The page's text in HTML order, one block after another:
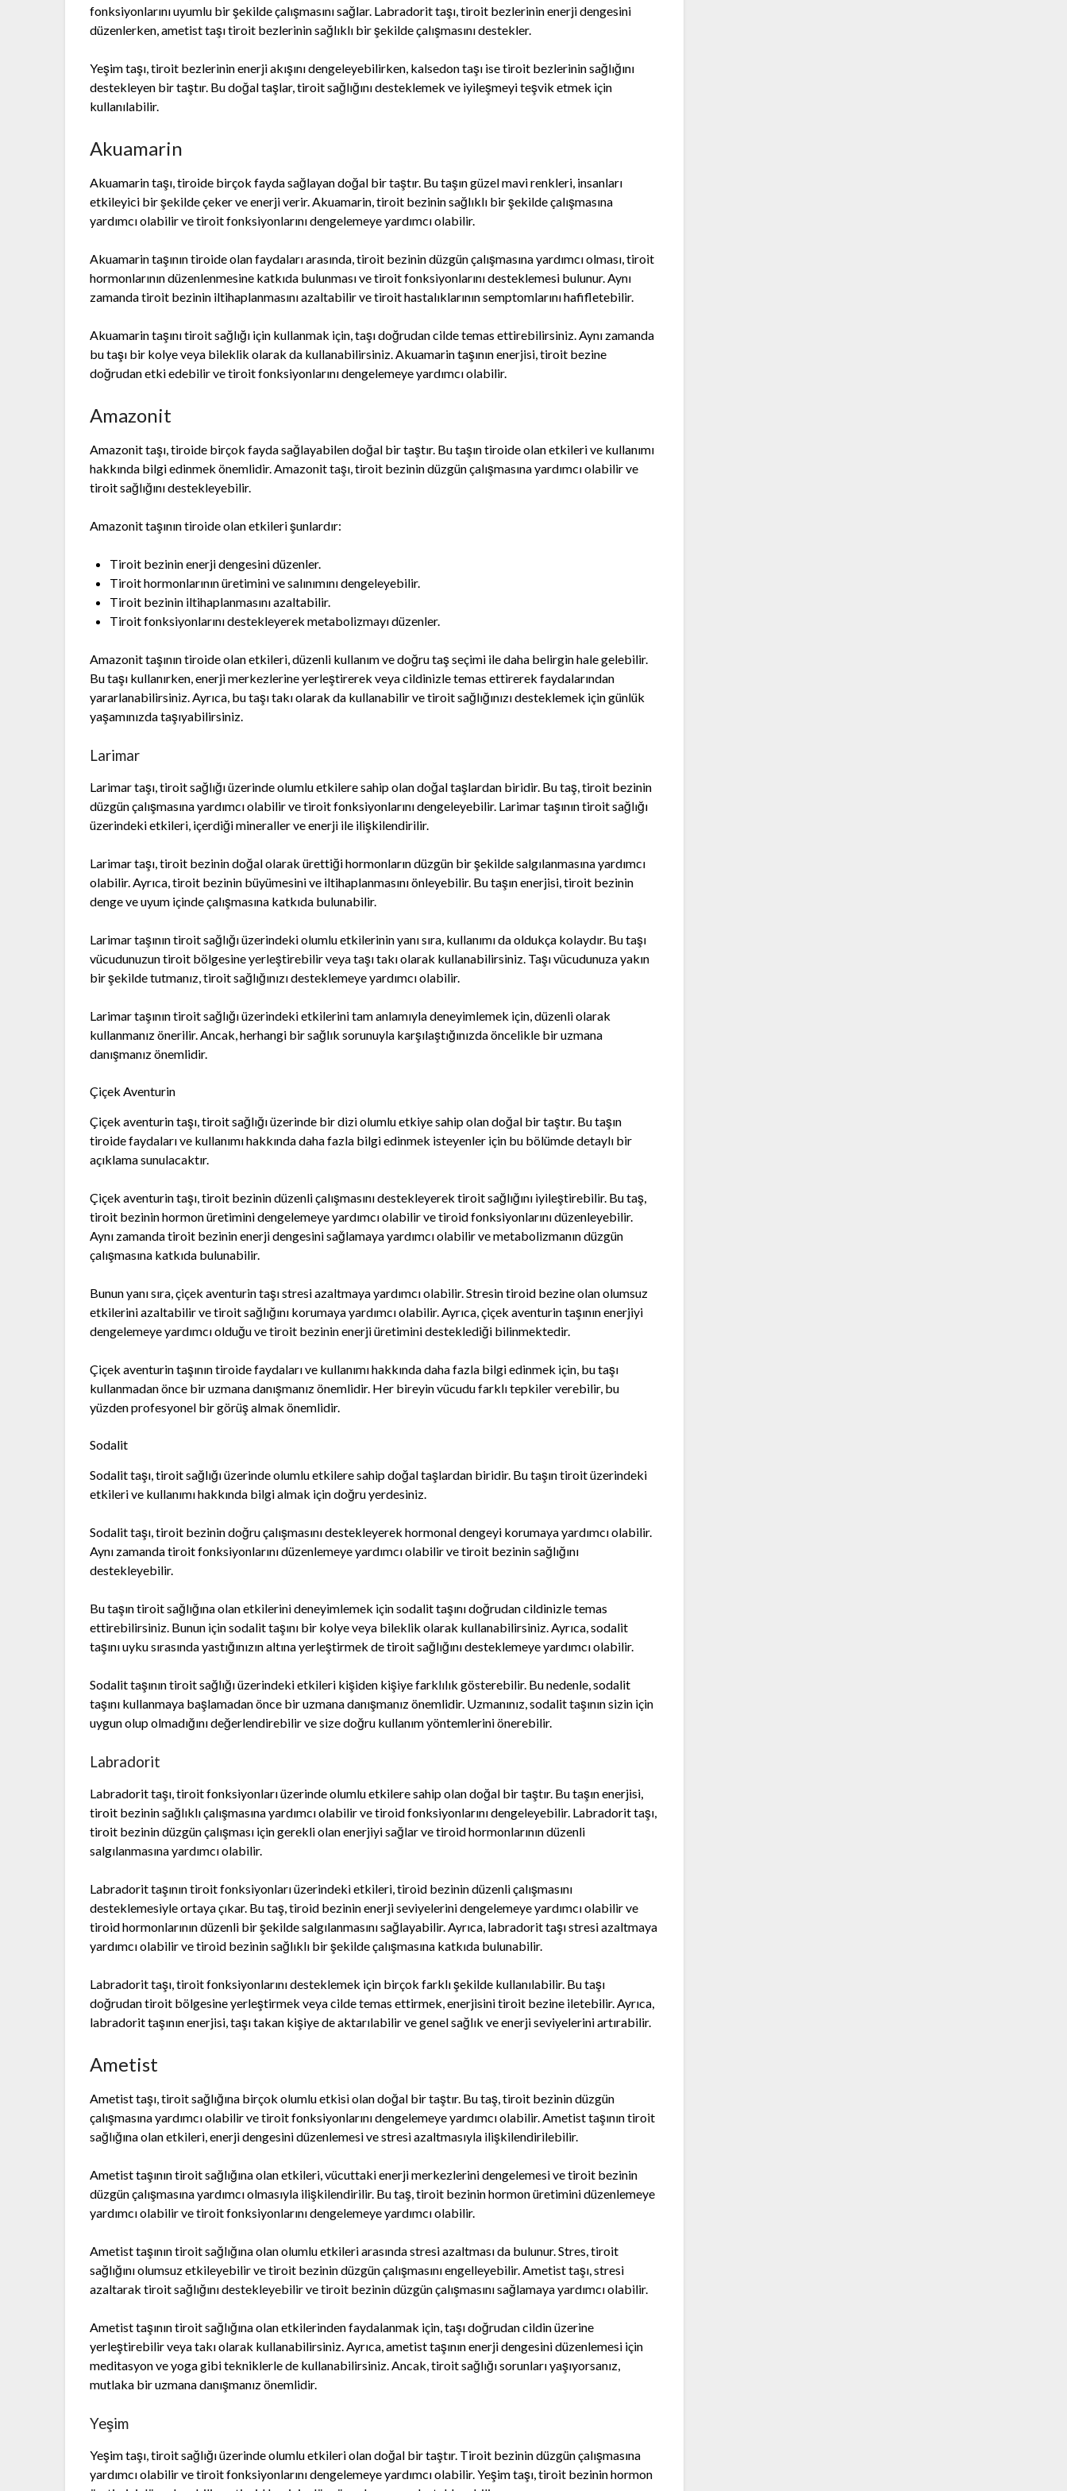
fonksiyonlarını uyumlu bir şekilde çalışmasını sağlar. Labradorit taşı, tiroit bezlerinin enerji dengesini
düzenlerken, ametist taşı tiroit bezlerinin sağlıklı bir şekilde çalışmasını destekler.
Yeşim taşı, tiroit bezlerinin enerji akışını dengeleyebilirken, kalsedon taşı ise tiroit bezlerinin sağlığını
destekleyen bir taştır. Bu doğal taşlar, tiroit sağlığını desteklemek ve iyileşmeyi teşvik etmek için
kullanılabilir.
Akuamarin
Akuamarin taşı, tiroide birçok fayda sağlayan doğal bir taştır. Bu taşın güzel mavi renkleri, insanları
etkileyici bir şekilde çeker ve enerji verir. Akuamarin, tiroit bezinin sağlıklı bir şekilde çalışmasına
yardımcı olabilir ve tiroit fonksiyonlarını dengelemeye yardımcı olabilir.
Akuamarin taşının tiroide olan faydaları arasında, tiroit bezinin düzgün çalışmasına yardımcı olması, tiroit
hormonlarının düzenlenmesine katkıda bulunması ve tiroit fonksiyonlarını desteklemesi bulunur. Aynı
zamanda tiroit bezinin iltihaplanmasını azaltabilir ve tiroit hastalıklarının semptomlarını hafifletebilir.
Akuamarin taşını tiroit sağlığı için kullanmak için, taşı doğrudan cilde temas ettirebilirsiniz. Aynı zamanda
bu taşı bir kolye veya bileklik olarak da kullanabilirsiniz. Akuamarin taşının enerjisi, tiroit bezine
doğrudan etki edebilir ve tiroit fonksiyonlarını dengelemeye yardımcı olabilir.
Amazonit
Amazonit taşı, tiroide birçok fayda sağlayabilen doğal bir taştır. Bu taşın tiroide olan etkileri ve kullanımı
hakkında bilgi edinmek önemlidir. Amazonit taşı, tiroit bezinin düzgün çalışmasına yardımcı olabilir ve
tiroit sağlığını destekleyebilir.
Amazonit taşının tiroide olan etkileri şunlardır:
Tiroit bezinin enerji dengesini düzenler.
Tiroit hormonlarının üretimini ve salınımını dengeleyebilir.
Tiroit bezinin iltihaplanmasını azaltabilir.
Tiroit fonksiyonlarını destekleyerek metabolizmayı düzenler.
Amazonit taşının tiroide olan etkileri, düzenli kullanım ve doğru taş seçimi ile daha belirgin hale gelebilir.
Bu taşı kullanırken, enerji merkezlerine yerleştirerek veya cildinizle temas ettirerek faydalarından
yararlanabilirsiniz. Ayrıca, bu taşı takı olarak da kullanabilir ve tiroit sağlığınızı desteklemek için günlük
yaşamınızda taşıyabilirsiniz.
Larimar
Larimar taşı, tiroit sağlığı üzerinde olumlu etkilere sahip olan doğal taşlardan biridir. Bu taş, tiroit bezinin
düzgün çalışmasına yardımcı olabilir ve tiroit fonksiyonlarını dengeleyebilir. Larimar taşının tiroit sağlığı
üzerindeki etkileri, içerdiği mineraller ve enerji ile ilişkilendirilir.
Larimar taşı, tiroit bezinin doğal olarak ürettiği hormonların düzgün bir şekilde salgılanmasına yardımcı
olabilir. Ayrıca, tiroit bezinin büyümesini ve iltihaplanmasını önleyebilir. Bu taşın enerjisi, tiroit bezinin
denge ve uyum içinde çalışmasına katkıda bulunabilir.
Larimar taşının tiroit sağlığı üzerindeki olumlu etkilerinin yanı sıra, kullanımı da oldukça kolaydır. Bu taşı
vücudunuzun tiroit bölgesine yerleştirebilir veya taşı takı olarak kullanabilirsiniz. Taşı vücudunuza yakın
bir şekilde tutmanız, tiroit sağlığınızı desteklemeye yardımcı olabilir.
Larimar taşının tiroit sağlığı üzerindeki etkilerini tam anlamıyla deneyimlemek için, düzenli olarak
kullanmanız önerilir. Ancak, herhangi bir sağlık sorunuyla karşılaştığınızda öncelikle bir uzmana
danışmanız önemlidir.
Çiçek Aventurin
Çiçek aventurin taşı, tiroit sağlığı üzerinde bir dizi olumlu etkiye sahip olan doğal bir taştır. Bu taşın
tiroide faydaları ve kullanımı hakkında daha fazla bilgi edinmek isteyenler için bu bölümde detaylı bir
açıklama sunulacaktır.
Çiçek aventurin taşı, tiroit bezinin düzenli çalışmasını destekleyerek tiroit sağlığını iyileştirebilir. Bu taş,
tiroit bezinin hormon üretimini dengelemeye yardımcı olabilir ve tiroid fonksiyonlarını düzenleyebilir.
Aynı zamanda tiroit bezinin enerji dengesini sağlamaya yardımcı olabilir ve metabolizmanın düzgün
çalışmasına katkıda bulunabilir.
Bunun yanı sıra, çiçek aventurin taşı stresi azaltmaya yardımcı olabilir. Stresin tiroid bezine olan olumsuz
etkilerini azaltabilir ve tiroit sağlığını korumaya yardımcı olabilir. Ayrıca, çiçek aventurin taşının enerjiyi
dengelemeye yardımcı olduğu ve tiroit bezinin enerji üretimini desteklediği bilinmektedir.
Çiçek aventurin taşının tiroide faydaları ve kullanımı hakkında daha fazla bilgi edinmek için, bu taşı
kullanmadan önce bir uzmana danışmanız önemlidir. Her bireyin vücudu farklı tepkiler verebilir, bu
yüzden profesyonel bir görüş almak önemlidir.
Sodalit
Sodalit taşı, tiroit sağlığı üzerinde olumlu etkilere sahip doğal taşlardan biridir. Bu taşın tiroit üzerindeki
etkileri ve kullanımı hakkında bilgi almak için doğru yerdesiniz.
Sodalit taşı, tiroit bezinin doğru çalışmasını destekleyerek hormonal dengeyi korumaya yardımcı olabilir.
Aynı zamanda tiroit fonksiyonlarını düzenlemeye yardımcı olabilir ve tiroit bezinin sağlığını
destekleyebilir.
Bu taşın tiroit sağlığına olan etkilerini deneyimlemek için sodalit taşını doğrudan cildinizle temas
ettirebilirsiniz. Bunun için sodalit taşını bir kolye veya bileklik olarak kullanabilirsiniz. Ayrıca, sodalit
taşını uyku sırasında yastığınızın altına yerleştirmek de tiroit sağlığını desteklemeye yardımcı olabilir.
Sodalit taşının tiroit sağlığı üzerindeki etkileri kişiden kişiye farklılık gösterebilir. Bu nedenle, sodalit
taşını kullanmaya başlamadan önce bir uzmana danışmanız önemlidir. Uzmanınız, sodalit taşının sizin için
uygun olup olmadığını değerlendirebilir ve size doğru kullanım yöntemlerini önerebilir.
Labradorit
Labradorit taşı, tiroit fonksiyonları üzerinde olumlu etkilere sahip olan doğal bir taştır. Bu taşın enerjisi,
tiroit bezinin sağlıklı çalışmasına yardımcı olabilir ve tiroid fonksiyonlarını dengeleyebilir. Labradorit taşı,
tiroit bezinin düzgün çalışması için gerekli olan enerjiyi sağlar ve tiroid hormonlarının düzenli
salgılanmasına yardımcı olabilir.
Labradorit taşının tiroit fonksiyonları üzerindeki etkileri, tiroid bezinin düzenli çalışmasını
desteklemesiyle ortaya çıkar. Bu taş, tiroid bezinin enerji seviyelerini dengelemeye yardımcı olabilir ve
tiroid hormonlarının düzenli bir şekilde salgılanmasını sağlayabilir. Ayrıca, labradorit taşı stresi azaltmaya
yardımcı olabilir ve tiroid bezinin sağlıklı bir şekilde çalışmasına katkıda bulunabilir.
Labradorit taşı, tiroit fonksiyonlarını desteklemek için birçok farklı şekilde kullanılabilir. Bu taşı
doğrudan tiroit bölgesine yerleştirmek veya cilde temas ettirmek, enerjisini tiroit bezine iletebilir. Ayrıca,
labradorit taşının enerjisi, taşı takan kişiye de aktarılabilir ve genel sağlık ve enerji seviyelerini artırabilir.
Ametist
Ametist taşı, tiroit sağlığına birçok olumlu etkisi olan doğal bir taştır. Bu taş, tiroit bezinin düzgün
çalışmasına yardımcı olabilir ve tiroit fonksiyonlarını dengelemeye yardımcı olabilir. Ametist taşının tiroit
sağlığına olan etkileri, enerji dengesini düzenlemesi ve stresi azaltmasıyla ilişkilendirilebilir.
Ametist taşının tiroit sağlığına olan etkileri, vücuttaki enerji merkezlerini dengelemesi ve tiroit bezinin
düzgün çalışmasına yardımcı olmasıyla ilişkilendirilir. Bu taş, tiroit bezinin hormon üretimini düzenlemeye
yardımcı olabilir ve tiroit fonksiyonlarını dengelemeye yardımcı olabilir.
Ametist taşının tiroit sağlığına olan olumlu etkileri arasında stresi azaltması da bulunur. Stres, tiroit
sağlığını olumsuz etkileyebilir ve tiroit bezinin düzgün çalışmasını engelleyebilir. Ametist taşı, stresi
azaltarak tiroit sağlığını destekleyebilir ve tiroit bezinin düzgün çalışmasını sağlamaya yardımcı olabilir.
Ametist taşının tiroit sağlığına olan etkilerinden faydalanmak için, taşı doğrudan cildin üzerine
yerleştirebilir veya takı olarak kullanabilirsiniz. Ayrıca, ametist taşının enerji dengesini düzenlemesi için
meditasyon ve yoga gibi tekniklerle de kullanabilirsiniz. Ancak, tiroit sağlığı sorunları yaşıyorsanız,
mutlaka bir uzmana danışmanız önemlidir.
Yeşim
Yeşim taşı, tiroit sağlığı üzerinde olumlu etkileri olan doğal bir taştır. Tiroit bezinin düzgün çalışmasına
yardımcı olabilir ve tiroit fonksiyonlarını dengelemeye yardımcı olabilir. Yeşim taşı, tiroit bezinin hormon